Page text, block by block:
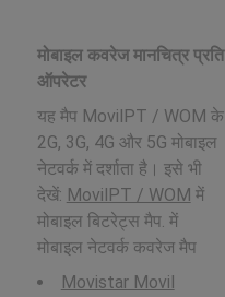
मोबाइल कवरेज मानचित्र प्रति
ऑपरेटर
यह मैप MovilPT / WOM के
2G, 3G, 4G और 5G मोबाइल
नेटवर्क में दर्शाता है। इसे भी
देखें: MovilPT / WOM में
मोबाइल बिटरेट्स मैप. में
मोबाइल नेटवर्क कवरेज मैप
Movistar Movil